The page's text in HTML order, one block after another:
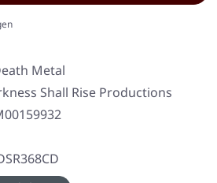
Metal
Shall Rise Productions